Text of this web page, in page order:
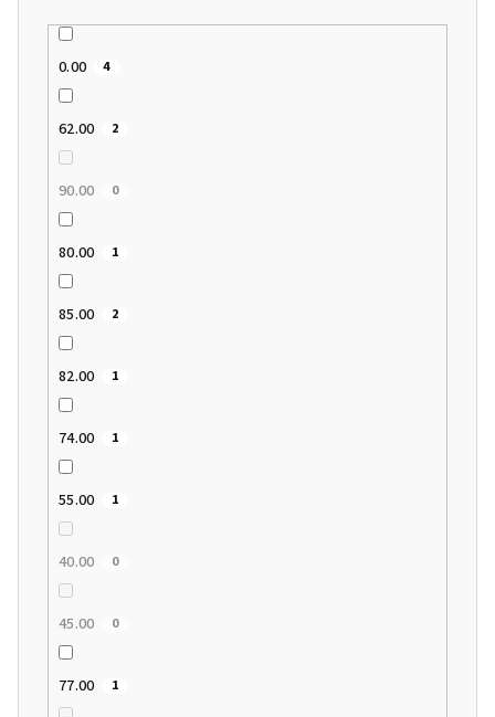
0.00 4
62.00 2
90.00 0
80.00 1
85.00 2
82.00 1
74.00 1
55.00 1
40.00 0
45.00 0
77.00 1